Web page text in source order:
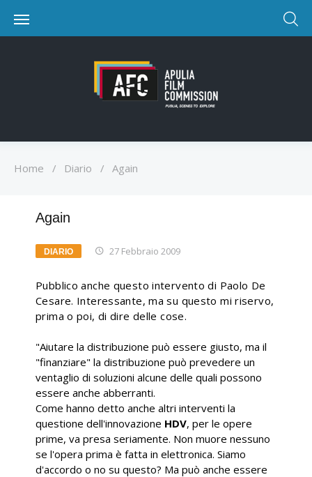
Home / Diario / Again
Again
DIARIO 27 Febbraio 2009
Pubblico anche questo intervento di Paolo De
Cesare. Interessante, ma su questo mi riservo,
prima o poi, di dire delle cose.
"Aiutare la distribuzione può essere giusto, ma il
"finanziare" la distribuzione può prevedere un
ventaglio di soluzioni alcune delle quali possono
essere anche abberranti.
Come hanno detto anche altri interventi la
questione dell'innovazione HDV, per le opere
prime, va presa seriamente. Non muore nessuno
se l'opera prima è fatta in elettronica. Siamo
d'accordo o no su questo? Ma può anche essere